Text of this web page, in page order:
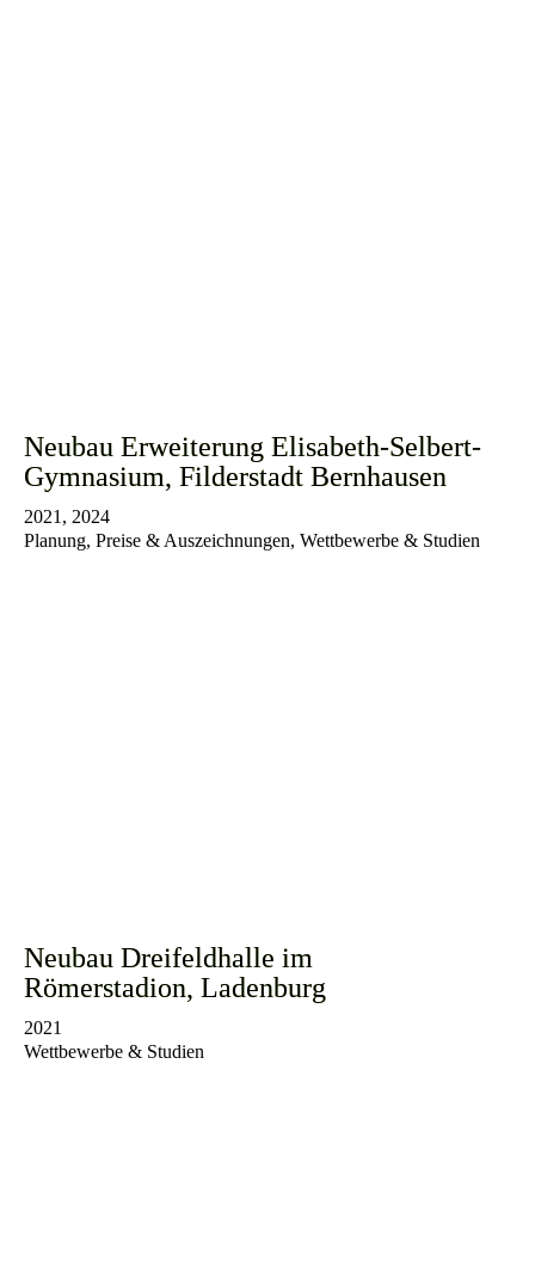
Neubau Erweiterung Elisabeth-Selbert-
Gymnasium, Filderstadt Bernhausen
2021, 2024
Planung, Preise & Auszeichnungen, Wettbewerbe & Studien
Neubau Dreifeldhalle im
Römerstadion, Ladenburg
2021
Wettbewerbe & Studien